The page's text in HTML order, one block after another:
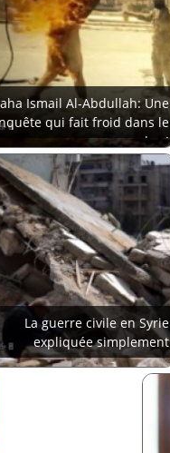
Ismail Al-Abdullah: Une
qui fait froid dans le
dos !
La guerre civile en Syrie
expliquée simplement